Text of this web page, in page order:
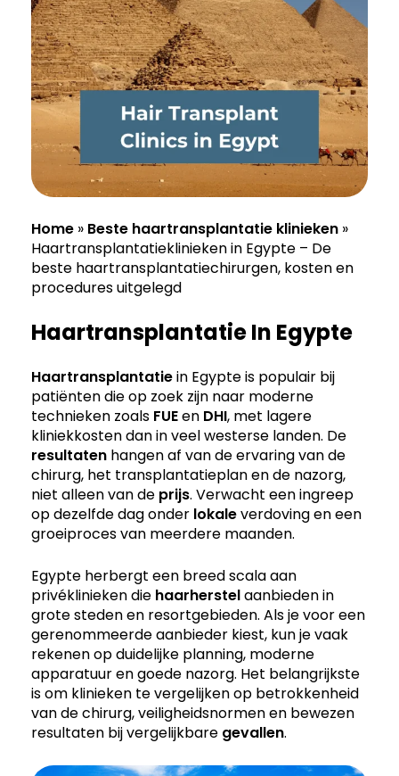
Home » Beste haartransplantatie klinieken »
Haartransplantatieklinieken in Egypte – De
beste haartransplantatiechirurgen, kosten en
procedures uitgelegd
Haartransplantatie In Egypte
Haartransplantatiein Egypte is populair bij
patiënten die op zoek zijn naar moderne
technieken zoals FUEen DHI, met lagere
kliniekkosten dan in veel westerse landen. De
resultaten hangen af van de ervaring van de
chirurg, het transplantatieplan en de nazorg,
niet alleen van de prijs. Verwacht een ingreep
op dezelfde dag onder lokaleverdoving en een
groeiproces van meerdere maanden.
Egypte herbergt een breed scala aan
privéklinieken die haarherstelaanbieden in
grote steden en resortgebieden. Als je voor een
gerenommeerde aanbieder kiest, kun je vaak
rekenen op duidelijke planning, moderne
apparatuur en goede nazorg. Het belangrijkste
is om klinieken te vergelijken op betrokkenheid
van de chirurg, veiligheidsnormen en bewezen
resultaten bij vergelijkbare gevallen.